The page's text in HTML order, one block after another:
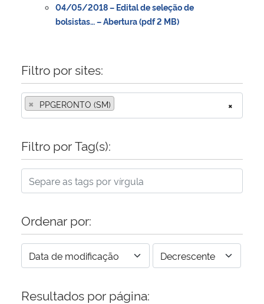
04/05/2018 – Edital de seleção de
bolsistas… – Abertura (pdf 2 MB)
Filtro por sites:
×
× PPGERONTO (SM)
Filtro por Tag(s):
Ordenar por:
Resultados por página: